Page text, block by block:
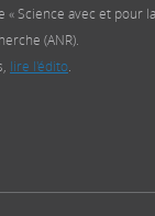
Science avec et pour
(ANR).
lire l'édito